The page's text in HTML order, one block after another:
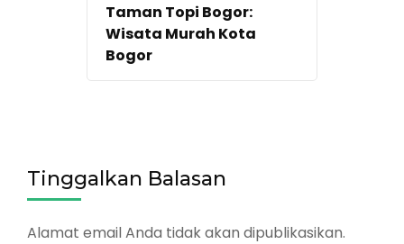
Taman Topi Bogor:
Wisata Murah Kota
Bogor
Tinggalkan Balasan
Alamat email Anda tidak akan dipublikasikan.